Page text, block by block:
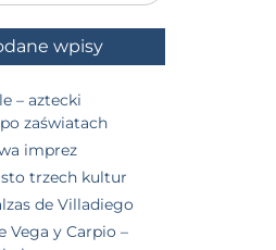
wpisy
– aztecki
zaświatach
imprez
trzech kultur
de Villadiego
Vega y Carpio –